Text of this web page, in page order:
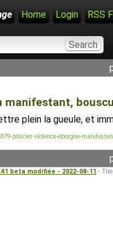
Home Login RSS
manifestant,
plein la gueule, et
policier-violence-eborgne-
beta modifiée - 2022-08-11 -